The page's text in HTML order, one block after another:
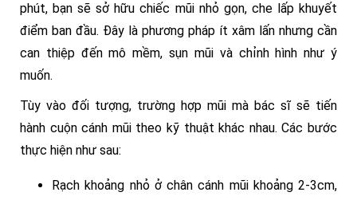
phút, bạn sẽ sở hữu chiếc mũi nhỏ gọn, che lấp khuyết
điểm ban đầu. Đây là phương pháp ít xâm lấn nhưng cần
can thiệp đến mô mềm, sụn mũi và chỉnh hình như ý
muốn.
Tùy vào đối tượng, trường hợp mũi mà bác sĩ sẽ tiến
hành cuộn cánh mũi theo kỹ thuật khác nhau. Các bước
thực hiện như sau:
Rạch khoảng nhỏ ở chân cánh mũi khoảng 2-3cm,